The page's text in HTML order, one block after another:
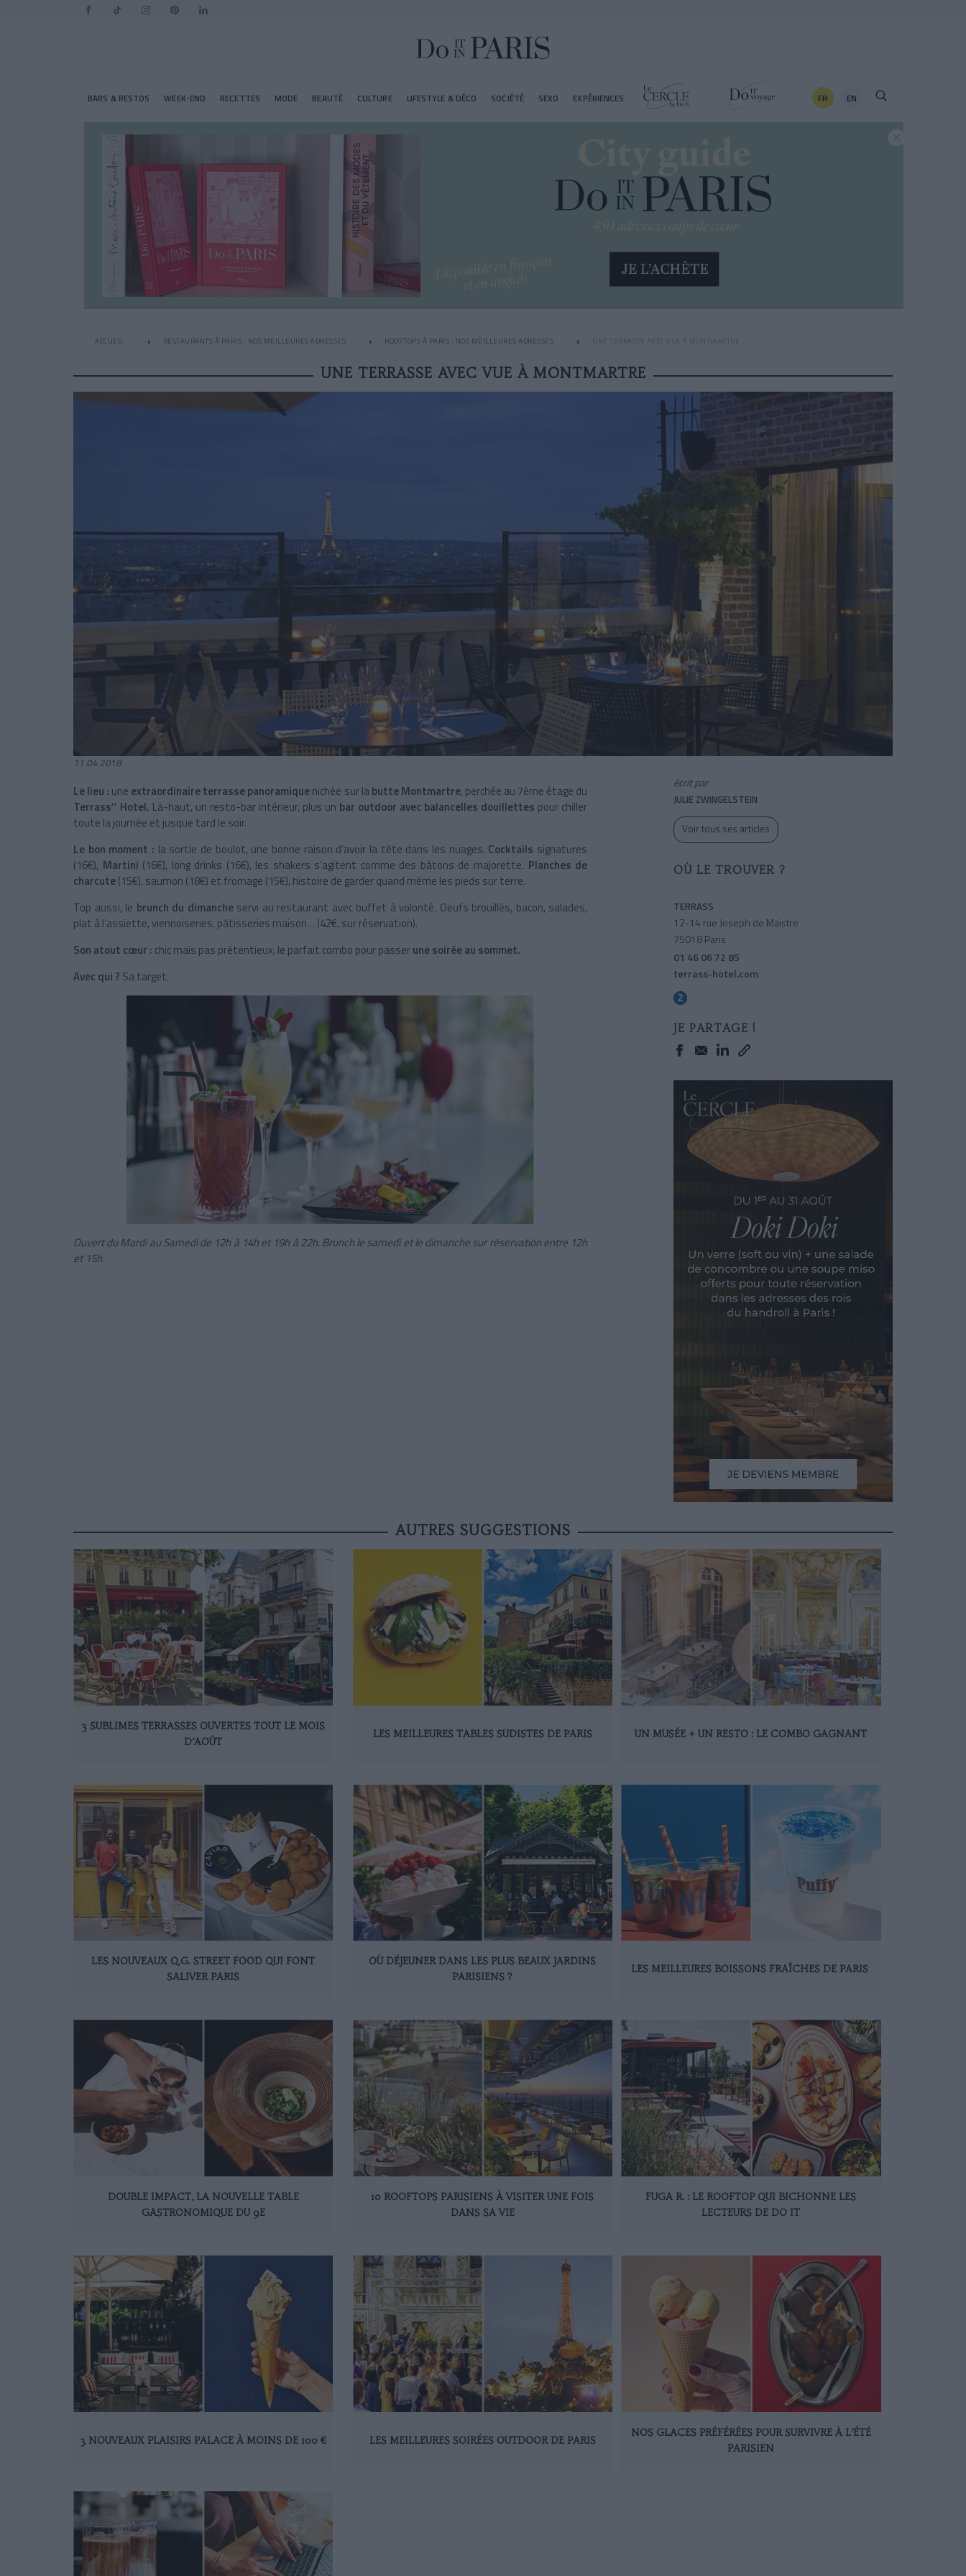
BARS & RESTOS WEEK-END RECETTES MODE BEAUTÉ CULTURE LIFESTYLE & DÉCO SOCIÉTÉ SEXO EXPÉRIENCES FR EN
ACCUEIL RESTAURANTS À PARIS : NOS MEILLEURES ADRESSES ROOFTOPS À PARIS : NOS MEILLEURES ADRESSES UNE TERRASSE AVEC VUE À MONTMARTRE
UNE TERRASSE AVEC VUE À MONTMARTRE
11.04.2018
Le lieu : une extraordinaire terrasse panoramiquenichée sur labutte Montmartre, perchée au 7ème étage du
Terrass’’ Hotel. Là-haut, un resto-bar intérieur, plus un bar outdoor avec balancelles douillettes pour chiller
toute la journée et jusque tard le soir.
Le bon moment : la sortie de boulot, une bonne raison d’avoir la tête dans les nuages. Cocktails signatures
(16€), Martini (16€), long drinks (16€), les shakers s’agitent comme des bâtons de majorette. Planches de
charcute(15€), saumon (18€) et fromage (15€), histoire de garder quand même les pieds sur terre.
Top aussi, le brunch du dimancheservi au restaurant avec buffet à volonté. Oeufs brouillés, bacon, salades,
plat à l’assiette, viennoiseries, pâtisseries maison… (42€, sur réservation).
Son atout cœur : chic mais pas prétentieux, le parfait combo pour passerune soirée au sommet.
Avec qui ? Sa target.
Ouvert du Mardi au Samedi de 12h à 14h et 19h à 22h. Brunch le samedi et le dimanche sur réservation entre 12h
et 15h.
écrit par
JULIE ZWINGELSTEIN
Voir tous ses articles
OÙ LE TROUVER ?
TERRASS
12-14 rue Joseph de Maistre
75018 Paris
01 46 06 72 85
terrass-hotel.com
JE PARTAGE !
AUTRES SUGGESTIONS
3 SUBLIMES TERRASSES OUVERTES TOUT LE MOIS
D’AOÛT
LES MEILLEURES TABLES SUDISTES DE PARIS UN MUSÉE + UN RESTO : LE COMBO GAGNANT
LES NOUVEAUX Q.G. STREET FOOD QUI FONT
SALIVER PARIS
OÙ DÉJEUNER DANS LES PLUS BEAUX JARDINS
PARISIENS ?
LES MEILLEURES BOISSONS FRAÎCHES DE PARIS
DOUBLE IMPACT, LA NOUVELLE TABLE
GASTRONOMIQUE DU 9E
10 ROOFTOPS PARISIENS À VISITER UNE FOIS
DANS SA VIE
FUGA R. : LE ROOFTOP QUI BICHONNE LES
LECTEURS DE DO IT
3 NOUVEAUX PLAISIRS PALACE À MOINS DE 100 € LES MEILLEURES SOIRÉES OUTDOOR DE PARIS
NOS GLACES PRÉFÉRÉES POUR SURVIVRE À L’ÉTÉ
PARISIEN